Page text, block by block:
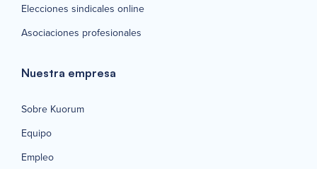
Elecciones sindicales online
Asociaciones profesionales
Nuestra empresa
Sobre Kuorum
Equipo
Empleo